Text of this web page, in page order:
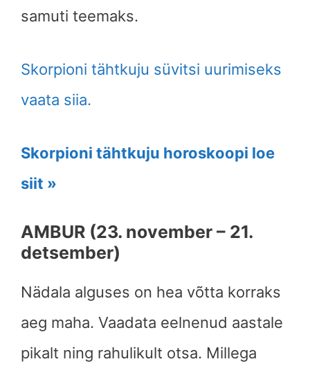
samuti teemaks.
Skorpioni tähtkuju süvitsi uurimiseks
vaata siia.
Skorpioni tähtkuju horoskoopi loe
siit »
AMBUR (23. november – 21.
detsember)
Nädala alguses on hea võtta korraks
aeg maha. Vaadata eelnenud aastale
pikalt ning rahulikult otsa. Millega